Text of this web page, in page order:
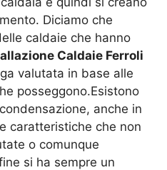
Diciamo che
caldaie che hanno
Caldaie Ferroli
valutata in base alle
posseggono.Esistono
anche in
caratteristiche che non
o comunque
si ha sempre un